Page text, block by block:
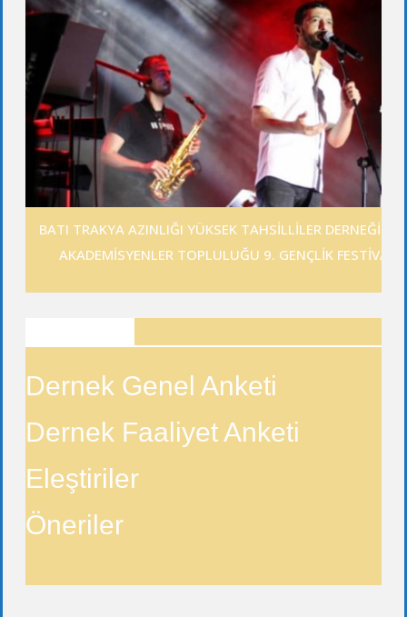
BATI TRAKYA AZINLIĞI YÜKSEK TAHSİLLİLER DERNEĞİ
AKADEMİSYENLER TOPLULUĞU 9. GENÇLİK FESTİVALİ
Dernek Genel Anketi
Dernek Faaliyet Anketi
Eleştiriler
Öneriler